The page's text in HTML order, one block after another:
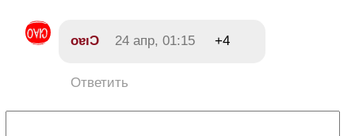
oɐıƆ 24 апр, 01:15 +4
Ответить